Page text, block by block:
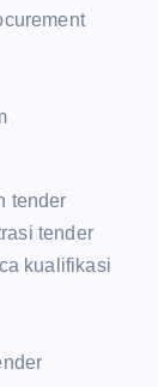
tender
tender
kualifikasi